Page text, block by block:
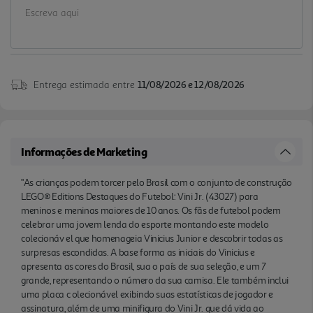
exibindo suas estatísticas de jogador e assinatura,
conjunto. Este ótimo produto do Vini Jr, uma vez
de futebol que fãs podem mostrar com orgulho .
disponíveis digitalmente no aplicativo LEGO
progresso e girar suas c riações em 3D. O conjunto
contém 510 peças."
Entrega estimada entre 11/08/2026 e 12/08/2026
Informações de Marketing
"As crianças podem torcer pelo Brasil com o conjunto de construção
LEGO® Editions Destaques do Futebol: Vini Jr. (43027) para
meninos e meninas maiores de 10 anos. Os fãs de futebol podem
celebrar uma jovem lenda do esporte montando este modelo
colecionáv el que homenageia Vinicius Junior e descobrir todas as
surpresas escondidas. A base forma as iniciais do Vinicius e
apresenta as cores do Brasil, sua o país de sua seleção, e um 7
grande, representando o número da sua camisa. Ele também inclui
uma placa c olecionável exibindo suas estatísticas de jogador e
assinatura, além de uma minifigura do Vini Jr. que dá vida ao